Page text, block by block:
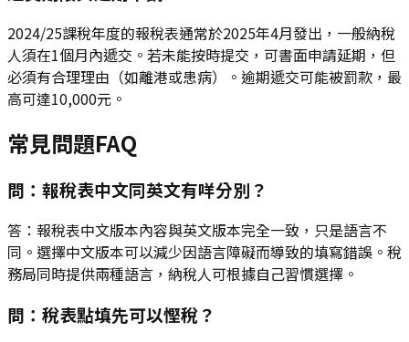
2024/25課稅年度的報稅表通常於2025年4月發出，一般納稅
人須在1個月內遞交。若未能按時提交，可書面申請延期，但
必須有合理理由（如離港或患病）。逾期遞交可能被罰款，最
高可達10,000元。
常見問題FAQ
問：報稅表中文同英文有咩分別？
答：報稅表中文版本內容與英文版本完全一致，只是語言不
同。選擇中文版本可以減少因語言障礙而導致的填寫錯誤。稅
務局同時提供兩種語言，納稅人可根據自己習慣選擇。
問：稅表點填先可以慳稅？